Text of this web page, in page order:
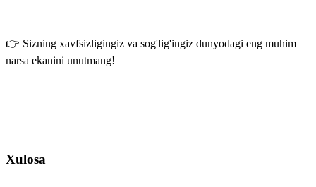
👉 Sizning xavfsizligingiz va sog'lig'ingiz dunyodagi eng muhim
narsa ekanini unutmang!
Xulosa